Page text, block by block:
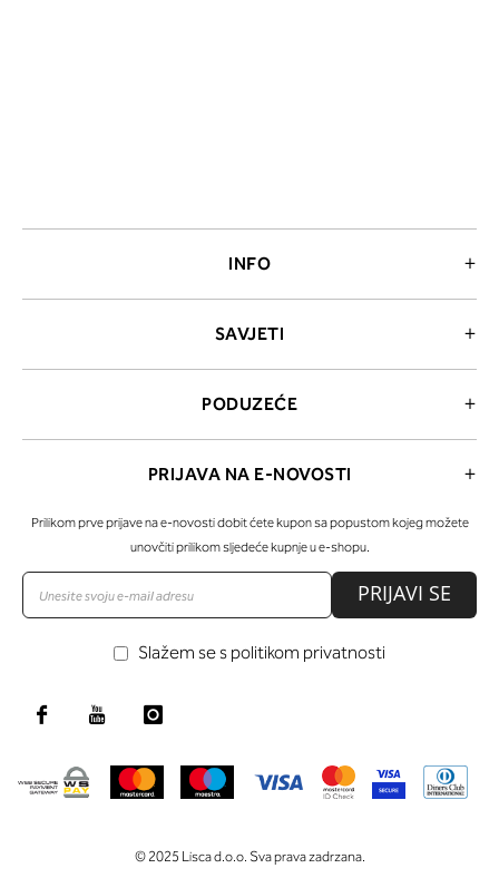
INFO
SAVJETI
PODUZEĆE
PRIJAVA NA E-NOVOSTI
Prilikom prve prijave na e-novosti dobit ćete kupon sa popustom kojeg možete
unovčiti prilikom sljedeće kupnje u e-shopu.
PRIJAVI SE
Slažem se s politikom privatnosti
© 2025 Lisca d.o.o. Sva prava zadrzana.